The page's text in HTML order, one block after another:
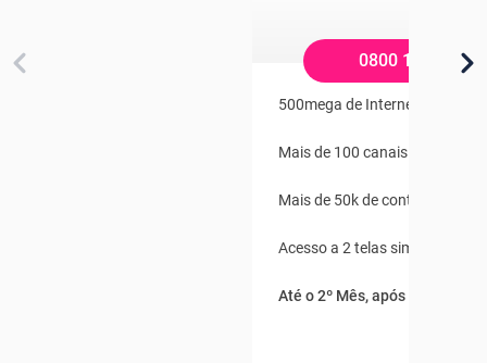
0800 104 2121
500mega de Internet com Wifi
Mais de 100 canais ao vivo
Mais de 50k de conteúdo On
Acesso a 2 telas simultâneas
Até o 2º Mês, após R$169,80